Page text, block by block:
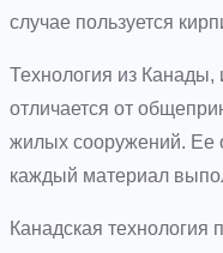
случае пользуется
Технология из
отличается от
жилых сооружений. Ее
каждый материал
Канадская технология